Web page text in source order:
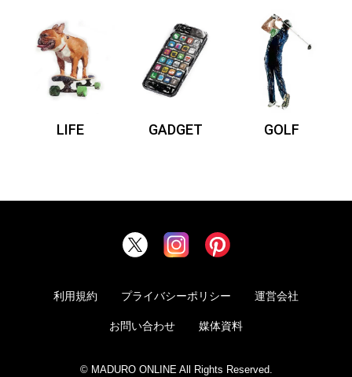
LIFE GADGET GOLF
利用規約 プライバシーポリシー 運営会社
お問い合わせ 媒体資料
© MADURO ONLINE All Rights Reserved.